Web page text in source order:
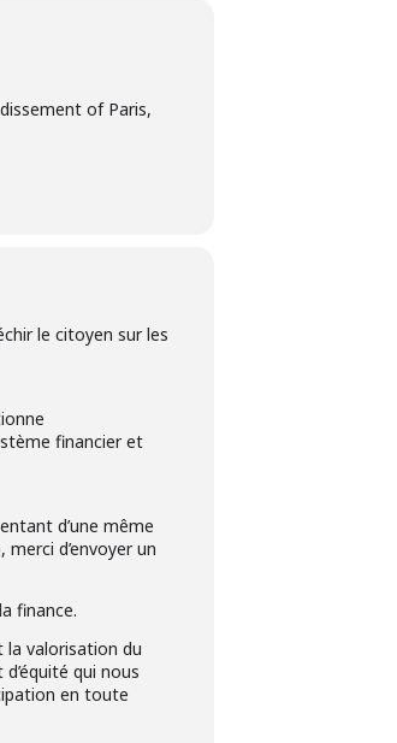
of Paris,
le citoyen sur les
financier et
d’une même
d’envoyer un
finance.
la valorisation du
qui nous
en toute